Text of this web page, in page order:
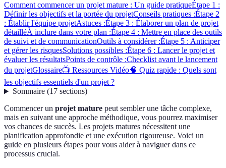
Comment commencer un projet mature : Un guide pratiqueÉtape 1 :
Définir les objectifs et la portée du projetConseils pratiques :Étape 2
: Établir l'équipe projetAstuces :Étape 3 : Élaborer un plan de projet
détailléÀ inclure dans votre plan :Étape 4 : Mettre en place des outils
de suivi et de communicationOutils à considérer :Étape 5 : Anticiper
et gérer les risquesSolutions possibles :Étape 6 : Lancer le projet et
évaluer les résultatsPoints de contrôle :Checklist avant le lancement
du projetGlossaire📺 Ressources Vidéo🧠 Quiz rapide : Quels sont
les objectifs essentiels d'un projet ?
Sommaire(17 sections)
Commencer un projet mature peut sembler une tâche complexe,
mais en suivant une approche méthodique, vous pourrez maximiser
vos chances de succès. Les projets matures nécessitent une
planification approfondie et une exécution rigoureuse. Voici un
guide en plusieurs étapes pour vous aider à naviguer dans ce
processus crucial.